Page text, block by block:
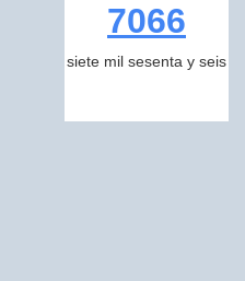
7066
siete mil sesenta y seis